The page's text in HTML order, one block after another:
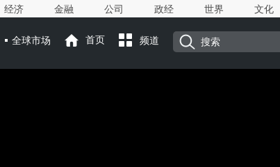
经济 金融 公司 政经 世界 文化
全球市场 首页 频道